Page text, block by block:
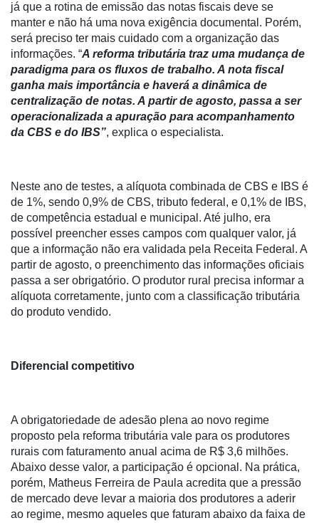
Cadastre-
se
Minha
conta
Notícias
Mercado
Troca
de
Cadeira
já que a rotina de emissão das notas fiscais deve se
manter e não há uma nova exigência documental. Porém,
será preciso ter mais cuidado com a organização das
informações. “A reforma tributária traz uma mudança de
paradigma para os fluxos de trabalho. A nota fiscal
ganha mais importância e haverá a dinâmica de
centralização de notas. A partir de agosto, passa a ser
operacionalizada a apuração para acompanhamento
da CBS e do IBS”, explica o especialista.
Neste ano de testes, a alíquota combinada de CBS e IBS é
de 1%, sendo 0,9% de CBS, tributo federal, e 0,1% de IBS,
de competência estadual e municipal. Até julho, era
possível preencher esses campos com qualquer valor, já
que a informação não era validada pela Receita Federal. A
partir de agosto, o preenchimento das informações oficiais
passa a ser obrigatório. O produtor rural precisa informar a
alíquota corretamente, junto com a classificação tributária
do produto vendido.
Diferencial competitivo
A obrigatoriedade de adesão plena ao novo regime
proposto pela reforma tributária vale para os produtores
rurais com faturamento anual acima de R$ 3,6 milhões.
Abaixo desse valor, a participação é opcional. Na prática,
porém, Matheus Ferreira de Paula acredita que a pressão
de mercado deve levar a maioria dos produtores a aderir
ao regime, mesmo aqueles que faturam abaixo da faixa de